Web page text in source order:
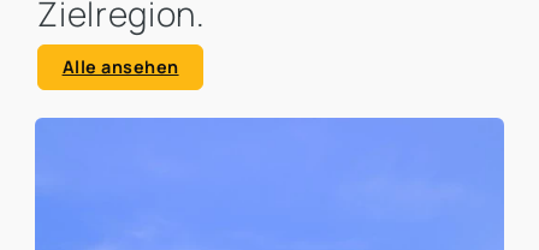
Zielregion.
Alle ansehen